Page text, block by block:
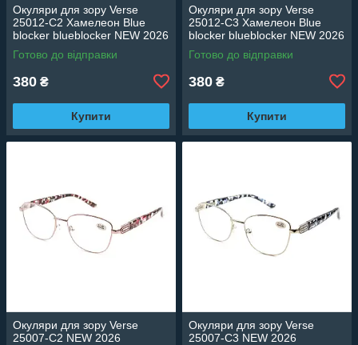
Окуляри для зору Verse
25012-C2 Хамелеон Blue
blocker blueblocker NEW 2026
Готово до відправки
380 ₴
Купити
Окуляри для зору Verse
25012-C3 Хамелеон Blue
blocker blueblocker NEW 2026
Готово до відправки
380 ₴
Купити
Окуляри для зору Verse
25007-C2 NEW 2026
Окуляри для зору Verse
25007-C3 NEW 2026